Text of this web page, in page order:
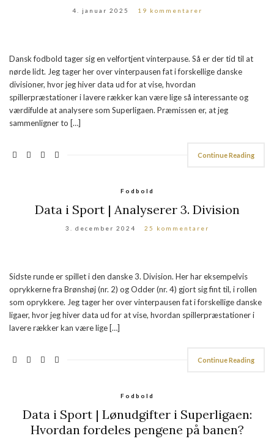
4. januar 2025 19 kommentarer
Dansk fodbold tager sig en velfortjent vinterpause. Så er der tid til at
nørde lidt. Jeg tager her over vinterpausen fat i forskellige danske
divisioner, hvor jeg hiver data ud for at vise, hvordan
spillerpræstationer i lavere rækker kan være lige så interessante og
værdifulde at analysere som Superligaen. Præmissen er, at jeg
sammenligner to […]
Continue Reading
Fodbold
Data i Sport | Analyserer 3. Division
3. december 2024 25 kommentarer
Sidste runde er spillet i den danske 3. Division. Her har eksempelvis
oprykkerne fra Brønshøj (nr. 2) og Odder (nr. 4) gjort sig fint til, i rollen
som oprykkere. Jeg tager her over vinterpausen fat i forskellige danske
ligaer, hvor jeg hiver data ud for at vise, hvordan spillerpræstationer i
lavere rækker kan være lige […]
Continue Reading
Fodbold
Data i Sport | Lønudgifter i Superligaen:
Hvordan fordeles pengene på banen?